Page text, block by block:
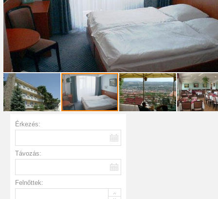
Érkezés:
Távozás:
Felnőttek: